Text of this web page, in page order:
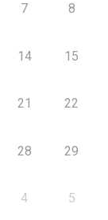
7 8
14 15
21 22
28 29
4 5